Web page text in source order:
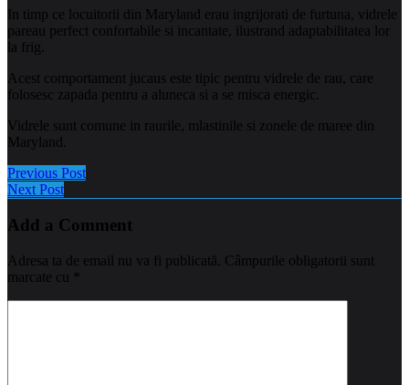
In timp ce locuitorii din Maryland erau ingrijorati de furtuna, vidrele
pareau perfect confortabile si incantate, ilustrand adaptabilitatea lor
la frig.
Acest comportament jucaus este tipic pentru vidrele de rau, care
folosesc zapada pentru a aluneca si a se misca energic.
Vidrele sunt comune in raurile, mlastinile si zonele de maree din
Maryland.
Previous Post
Next Post
Add a Comment
Adresa ta de email nu va fi publicată. Câmpurile obligatorii sunt
marcate cu